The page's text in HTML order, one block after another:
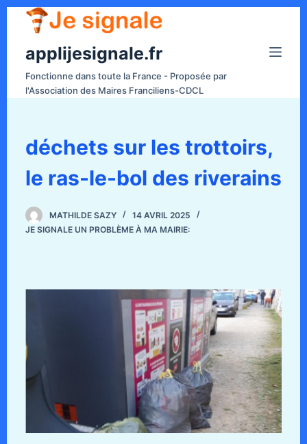
applijesignale.fr
Fonctionne dans toute la France - Proposée par
l'Association des Maires Franciliens-CDCL
déchets sur les trottoirs,
le ras-le-bol des riverains
MATHILDE SAZY
14 AVRIL 2025
JE SIGNALE UN PROBLÈME À MA MAIRIE: